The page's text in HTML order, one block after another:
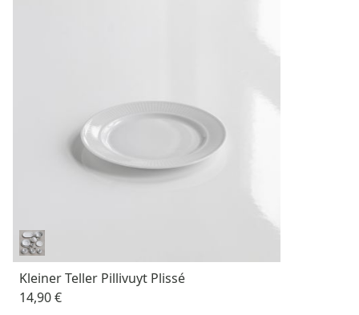
Kleiner Teller Pillivuyt Plissé
14,90 €